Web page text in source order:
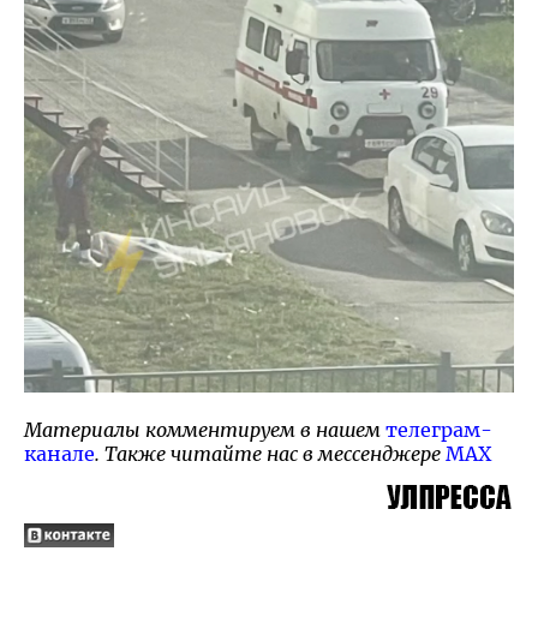
Материалы комментируем в нашем телеграм-
канале. Также читайте нас в мессенджере MAX